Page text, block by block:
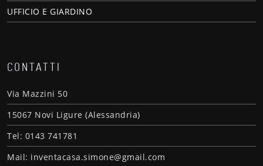
UFFICIO E GIARDINO
CONTATTI
Via Mazzini 50
15067 Novi Ligure (Alessandria)
Tel: 0143 741781
Mail: inventacasa.simone@gmail.com